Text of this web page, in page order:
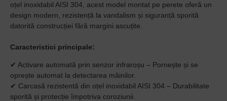
oțel inoxidabil AISI 304, acest model montat pe perete oferă un
design modern, rezistență la vandalism și siguranță sporită
datorită construcției fără margini ascuțite.
Caracteristici principale:
✔ Activare automată prin senzor infraroșu – Pornește și se
oprește automat la detectarea mâinilor.
✔ Carcasă rezistentă din oțel inoxidabil AISI 304 – Durabilitate
sporită și protecție împotriva coroziunii.